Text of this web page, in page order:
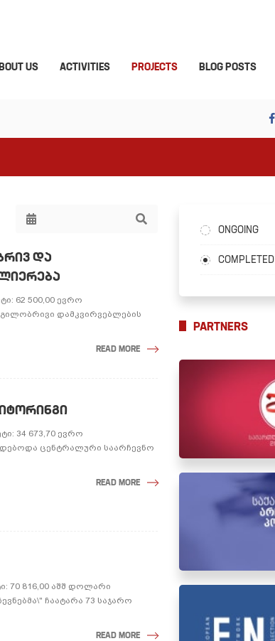
US ACTIVITIES PROJECTS BLOG POSTS
ᲓᲐ
62 500,00 ევრო
დამკვირვებლების
READ MORE
34 673,70 ევრო
ცენტრალური საარჩევნო
READ MORE
70 816,00 აშშ დოლარი
ჩაატარა 73 საჯარო
READ MORE
ONGOING
COMPLETED
PARTNERS